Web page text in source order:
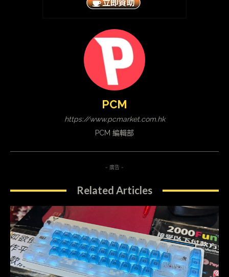
PCM
https://www.pcmarket.com.hk
PCM 編輯部
- 廣告 -
Related Articles